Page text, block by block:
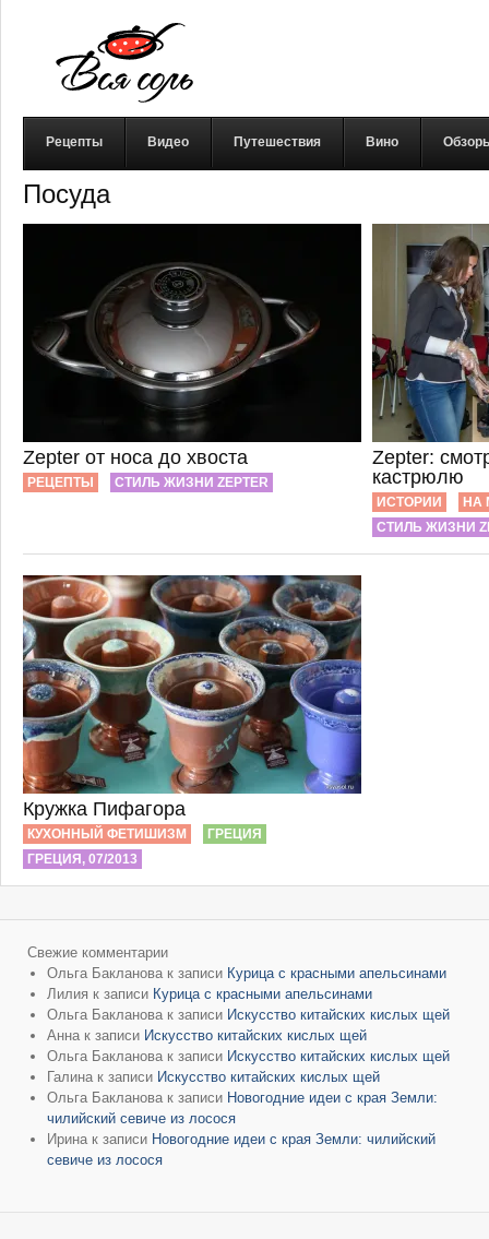
Рецепты Видео Путешествия Вино
Посуда
Zepter от носа до хвоста
РЕЦЕПТЫ СТИЛЬ ЖИЗНИ ZEPTER
Zepter:
кастрюлю
ИСТОРИИ
НА
СТИЛЬ ЖИЗНИ
Кружка Пифагора
КУХОННЫЙ ФЕТИШИЗМ
ГРЕЦИЯ
ГРЕЦИЯ, 07/2013
Свежие комментарии
Ольга Бакланова к записи Курица с красными апельсинами
Лилия к записи Курица с красными апельсинами
Ольга Бакланова к записи Искусство китайских кислых щей
Анна к записи Искусство китайских кислых щей
Ольга Бакланова к записи Искусство китайских кислых щей
Галина к записи Искусство китайских кислых щей
Ольга Бакланова к записи Новогодние идеи с края Земли:
чилийский севиче из лосося
Ирина к записи Новогодние идеи с края Земли: чилийский
севиче из лосося